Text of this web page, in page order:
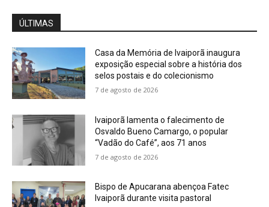
ÚLTIMAS
Casa da Memória de Ivaiporã inaugura
exposição especial sobre a história dos
selos postais e do colecionismo
7 de agosto de 2026
Ivaiporã lamenta o falecimento de
Osvaldo Bueno Camargo, o popular
“Vadão do Café”, aos 71 anos
7 de agosto de 2026
Bispo de Apucarana abençoa Fatec
Ivaiporã durante visita pastoral